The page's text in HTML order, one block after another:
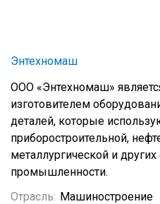
Энтехномаш
ООО «Энтехномаш»
изготовителем
деталей, которые
приборостроительной,
металлургической и других
промышленности.
Отрасль: Машиностроение